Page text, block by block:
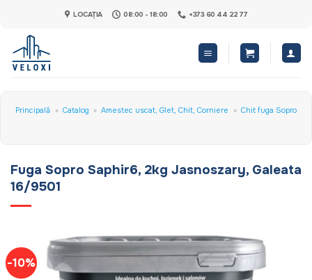
content
LOCAȚIA 08:00 - 18:00 +373 60 44 22 77
Principală » Catalog » Amestec uscat, Glet, Chit, Corniere » Chit fuga Sopro
Fuga Sopro Saphir6, 2kg Jasnoszary, Galeata
16/9501
-10%